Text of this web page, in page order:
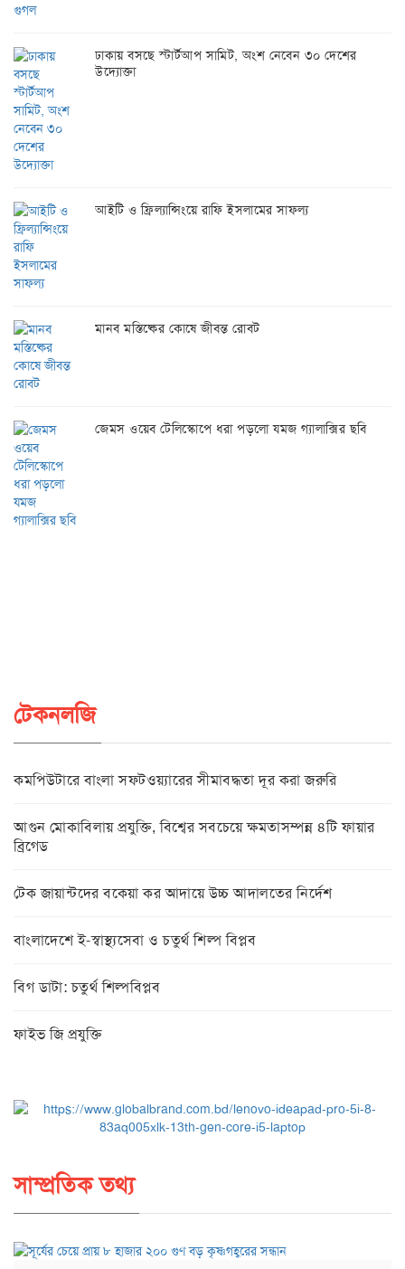
ঢাকায় বসছে স্টার্টআপ সামিট, অংশ নেবেন ৩০ দেশের
উদ্যোক্তা
আইটি ও ফ্রিল্যান্সিংয়ে রাফি ইসলামের সাফল্য
মানব মস্তিষ্কের কোষে জীবন্ত রোবট
জেমস ওয়েব টেলিস্কোপে ধরা পড়লো যমজ গ্যালাক্সির ছবি
টেকনলজি
কমপিউটারে বাংলা সফটওয়্যারের সীমাবদ্ধতা দূর করা জরুরি
আগুন মোকাবিলায় প্রযুক্তি, বিশ্বের সবচেয়ে ক্ষমতাসম্পন্ন ৪টি ফায়ার
ব্রিগেড
টেক জায়ান্টদের বকেয়া কর আদায়ে উচ্চ আদালতের নির্দেশ
বাংলাদেশে ই-স্বাস্থ্যসেবা ও চতুর্থ শিল্প বিপ্লব
বিগ ডাটা: চতুর্থ শিল্পবিপ্লব
ফাইভ জি প্রযুক্তি
সাম্প্রতিক তথ্য